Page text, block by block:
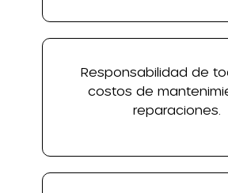
Responsabilidad de
costos de
reparaciones.